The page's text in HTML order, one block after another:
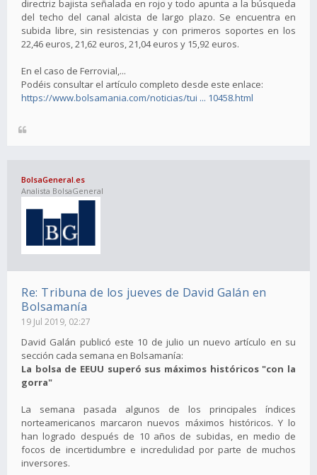
directriz bajista señalada en rojo y todo apunta a la búsqueda
del techo del canal alcista de largo plazo. Se encuentra en
subida libre, sin resistencias y con primeros soportes en los
22,46 euros, 21,62 euros, 21,04 euros y 15,92 euros.
En el caso de Ferrovial,...
Podéis consultar el artículo completo desde este enlace:
https://www.bolsamania.com/noticias/tui ... 10458.html
BolsaGeneral.es
Analista BolsaGeneral
Re: Tribuna de los jueves de David Galán en
Bolsamanía
19 Jul 2019, 02:27
David Galán publicó este 10 de julio un nuevo artículo en su
sección cada semana en Bolsamanía:
La bolsa de EEUU superó sus máximos históricos "con la
gorra"
La semana pasada algunos de los principales índices
norteamericanos marcaron nuevos máximos históricos. Y lo
han logrado después de 10 años de subidas, en medio de
focos de incertidumbre e incredulidad por parte de muchos
inversores.